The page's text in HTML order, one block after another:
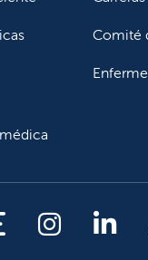
Comité
Síganos